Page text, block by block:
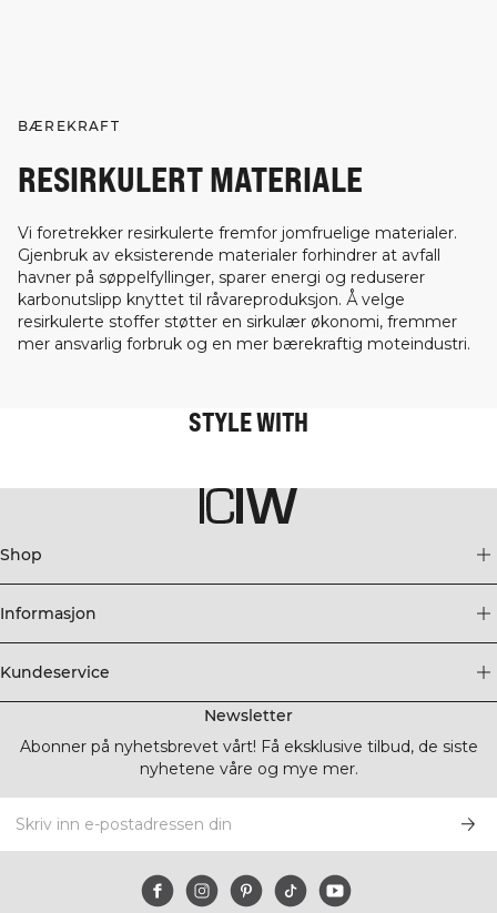
BÆREKRAFT
RESIRKULERT MATERIALE
Vi foretrekker resirkulerte fremfor jomfruelige materialer.
Gjenbruk av eksisterende materialer forhindrer at avfall
havner på søppelfyllinger, sparer energi og reduserer
karbonutslipp knyttet til råvareproduksjon. Å velge
resirkulerte stoffer støtter en sirkulær økonomi, fremmer
mer ansvarlig forbruk og en mer bærekraftig moteindustri.
STYLE WITH
Shop
Informasjon
Kundeservice
Newsletter
Abonner på nyhetsbrevet vårt! Få eksklusive tilbud, de siste
nyhetene våre og mye mer.